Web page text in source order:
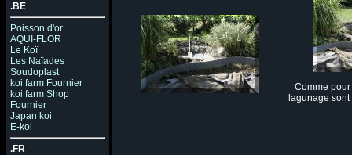
.BE
Poisson d'or
AQUI-FLOR
Le Koï
Les Naïades
Soudoplast
koi farm Fournier
koi farm Shop
Fournier
Japan koi
E-koi
.FR
Comme
lagunage